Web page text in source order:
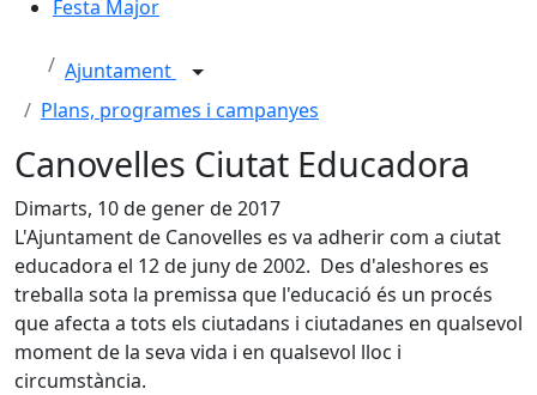
Festa Major
Ajuntament
Plans, programes i campanyes
Canovelles Ciutat Educadora
Dimarts, 10 de gener de 2017
L'Ajuntament de Canovelles es va adherir com a ciutat
educadora el 12 de juny de 2002. Des d'aleshores es
treballa sota la premissa que l'educació és un procés
que afecta a tots els ciutadans i ciutadanes en qualsevol
moment de la seva vida i en qualsevol lloc i
circumstància.